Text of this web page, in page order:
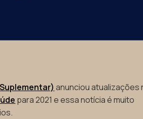
anunciou atualizações
para 2021 e essa notícia é muito